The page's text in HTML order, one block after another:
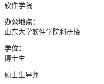
软件学院
办公地点：
山东大学软件学院科研楼
学位：
博士生
硕士生导师